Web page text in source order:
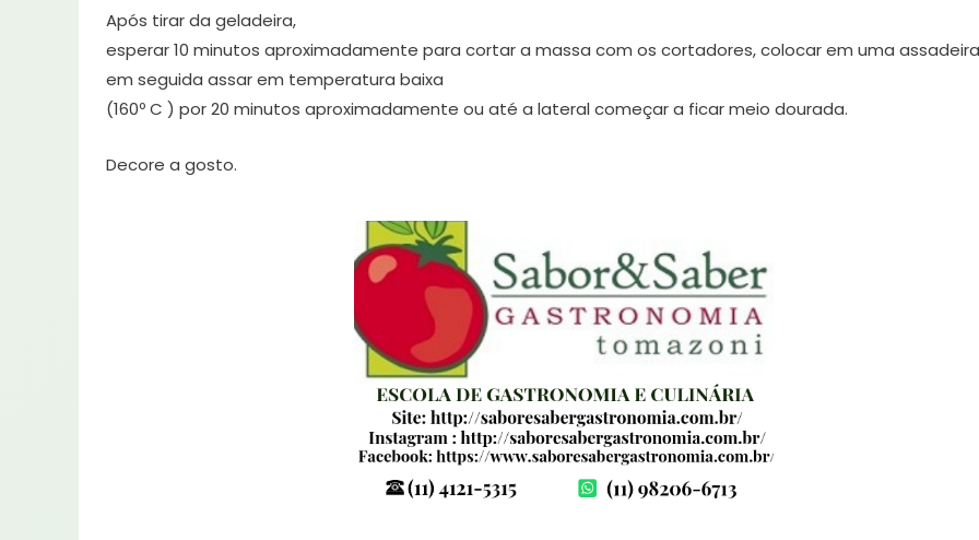
Após tirar da geladeira,
esperar 10 minutos aproximadamente para cortar a massa com os cortadores, colocar em uma
em seguida assar em temperatura baixa
(160º C ) por 20 minutos aproximadamente ou até a lateral começar a ficar meio dourada.
Decore a gosto.